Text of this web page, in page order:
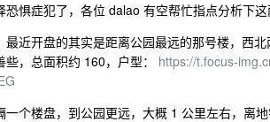
惧症犯了，各位 dalao 有空帮忙指点分析下这
最近开盘的其实是距离公园最远的那号楼，西
，总面积约 160，户型： https://t.focus-
一个楼盘，到公园更远，大概 1 公里左右，离